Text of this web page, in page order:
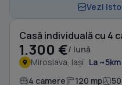
Vezi
1.300 €/ lună
Miroslava, Iași La
4 camere 120 mp